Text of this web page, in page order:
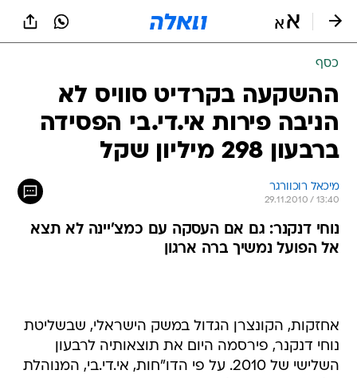
כסף
ההשקעה בקרדיט סוויס לא
הניבה פירות אי.די.בי הפסידה
ברבעון 298 מיליון שקל
מיכאל רוכוורגר
29.11.2010 / 13:40
נוחי דנקנר: גם אם העסקה עם כמצ'יינה לא תצא
אל הפועל נמשיך ברה ארגון
אחזקות, הקונצרן הגדול במשק הישראלי, שבשליטת
נוחי דנקנר, פירסמה היום את תוצאותיה לרבעון
השלישי של 2010. על פי הדו"חות, אי.די.בי, המנוהלת